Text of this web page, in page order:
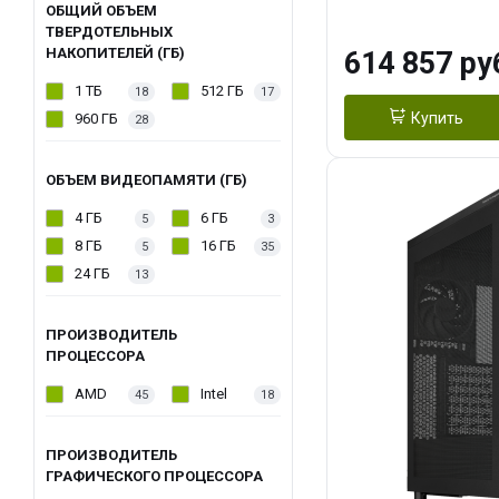
ОБЩИЙ ОБЪЕМ
ТВЕРДОТЕЛЬНЫХ
НАКОПИТЕЛЕЙ (ГБ)
1 ТБ 18 512 ГБ 17
960 ГБ 28
ОБЪЕМ ВИДЕОПАМЯТИ (ГБ)
4 ГБ 5 6 ГБ 3
8 ГБ 5 16 ГБ 35
24 ГБ 13
ПРОИЗВОДИТЕЛЬ
ПРОЦЕССОРА
AMD 45 Intel 18
ПРОИЗВОДИТЕЛЬ
ГРАФИЧЕСКОГО ПРОЦЕССОРА
Turbo/ 1 ТБ
614 857
Купить